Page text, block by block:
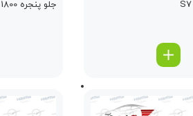
جلو پنجره S7 1800 وارداتی